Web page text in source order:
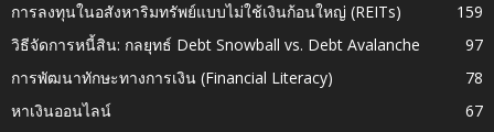
การลงทุนในอสังหาริมทรัพย์แบบไม่ใช้เงินก้อนใหญ่ (REITs)
159
วิธีจัดการหนี้สิน: กลยุทธ์ Debt Snowball vs. Debt Avalanche
97
การพัฒนาทักษะทางการเงิน (Financial Literacy)
78
หาเงินออนไลน์
67